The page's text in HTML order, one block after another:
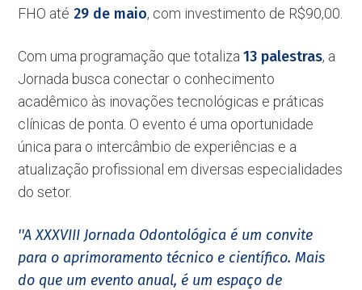
FHO até 29 de maio, com investimento de R$90,00.
Com uma programação que totaliza13 palestras, a
Jornada busca conectar o conhecimento
acadêmico às inovações tecnológicas e práticas
clínicas de ponta. O evento é uma oportunidade
única para o intercâmbio de experiências e a
atualização profissional em diversas especialidades
do setor.
''A XXXVIII Jornada Odontológica é um convite
para o aprimoramento técnico e científico. Mais
do que um evento anual, é um espaço de